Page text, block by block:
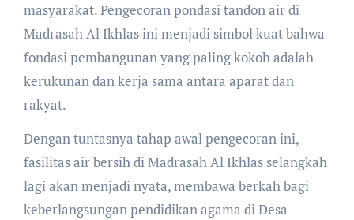
masyarakat. Pengecoran pondasi tandon air di
Madrasah Al Ikhlas ini menjadi simbol kuat bahwa
fondasi pembangunan yang paling kokoh adalah
kerukunan dan kerja sama antara aparat dan
rakyat.
​Dengan tuntasnya tahap awal pengecoran ini,
fasilitas air bersih di Madrasah Al Ikhlas selangkah
lagi akan menjadi nyata, membawa berkah bagi
keberlangsungan pendidikan agama di Desa